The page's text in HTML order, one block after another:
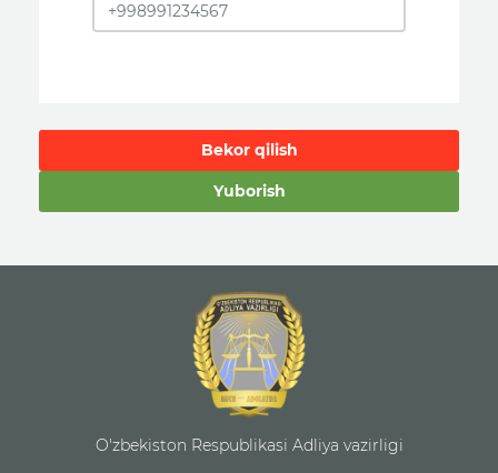
Bekor qilish
Yuborish
O'zbekiston Respublikasi Adliya vazirligi